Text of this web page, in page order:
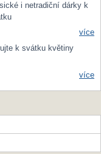
i netradiční dárky k
více
k svátku květiny
více